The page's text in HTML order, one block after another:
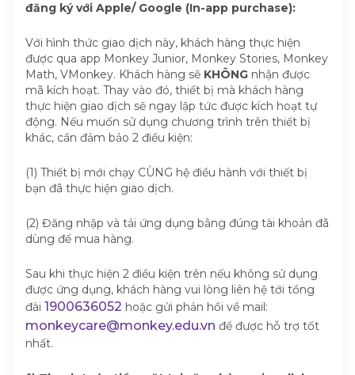
đăng ký với Apple/ Google (In-app purchase):
Với hình thức giao dịch này, khách hàng thực hiện
được qua app Monkey Junior, Monkey Stories, Monkey
Math, VMonkey. Khách hàng sẽ KHÔNG nhận được
mã kích hoạt. Thay vào đó, thiết bị mà khách hàng
thực hiện giao dịch sẽ ngay lập tức được kích hoạt tự
động. Nếu muốn sử dụng chương trình trên thiết bị
khác, cần đảm bảo 2 điều kiện:
(1) Thiết bị mới chạy CÙNG hệ điều hành với thiết bị
bạn đã thực hiện giao dịch.
(2) Đăng nhập và tải ứng dụng bằng đúng tài khoản đã
dùng để mua hàng.
Sau khi thực hiện 2 điều kiện trên nếu không sử dụng
được ứng dụng, khách hàng vui lòng liên hệ tới tổng
đài 1900636052 hoặc gửi phản hồi về mail:
monkeycare@monkey.edu.vn để được hỗ trợ tốt
nhất.